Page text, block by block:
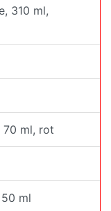
310 ml,
70 ml, rot
ml